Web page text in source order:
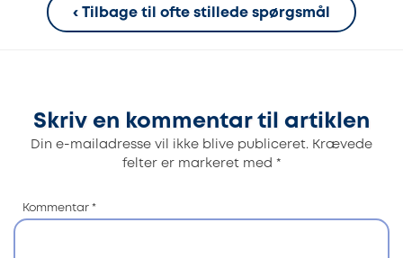
‹ Tilbage til ofte stillede spørgsmål
Skriv en kommentar til artiklen
Din e-mailadresse vil ikke blive publiceret. Krævede
felter er markeret med *
Kommentar *